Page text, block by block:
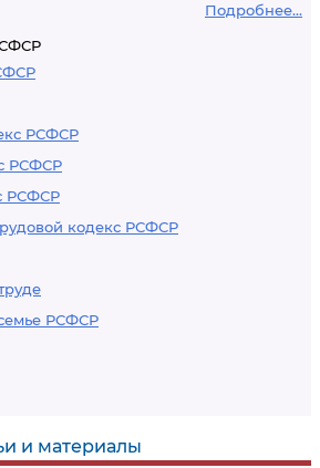
Подробнее...
РСФСР
РСФСР
РСФСР
кодекс РСФСР
РСФСР
и материалы